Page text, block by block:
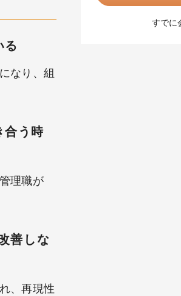
る
なり、組
合う時
理職が
善しな
、再現性
すでに